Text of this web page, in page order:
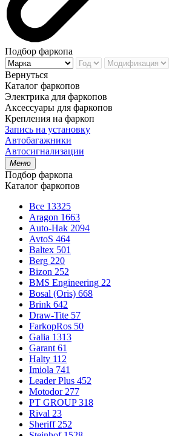
Подбор фаркопа
Вернуться
Каталог фаркопов
Электрика для фаркопов
Аксессуары для фаркопов
Крепления на фаркоп
Запись на установку
Автобагажники
Автосигнализации
Меню
Подбор фаркопа
Каталог фаркопов
Все 13325
Aragon 1663
Auto-Hak 2094
AvtoS 464
Baltex 501
Berg 220
Bizon 252
BMS Engineering 22
Bosal (Oris) 668
Brink 642
Draw-Tite 57
FarkopRos 50
Galia 1313
Garant 61
Halty 112
Imiola 741
Leader Plus 452
Motodor 277
PT GROUP 318
Rival 23
Sheriff 252